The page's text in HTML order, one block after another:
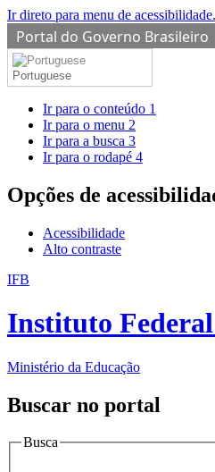
Ir direto para menu de acessibilidade.
Portal do Governo Brasileiro
Portuguese
Ir para o conteúdo 1
Ir para o menu 2
Ir para a busca 3
Ir para o rodapé 4
Opções de
Acessibilidade
Alto contraste
IFB
Instituto
Ministério da Educação
Buscar no portal
Busca